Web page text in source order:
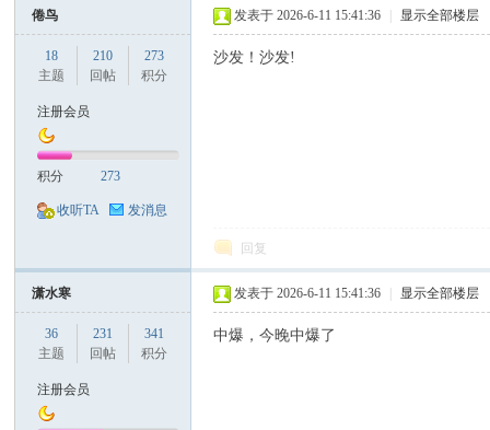
倦鸟
18
主题
210
回帖
273
积分
注册会员
积分 273
收听TA 发消息
发表于 2026-6-11 15:41:36 显示全部楼层
沙发！沙发!
回复
潇水寒
36
主题
231
回帖
341
积分
注册会员
发表于 2026-6-11 15:41:36 显示全部楼层
中爆，今晚中爆了